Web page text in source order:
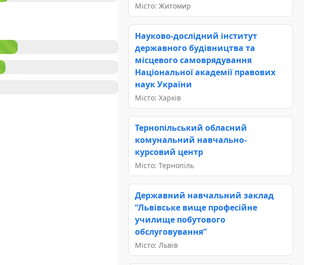
Місто: Житомир
Науково-дослідний інститут
державного будівництва та
місцевого самоврядування
Національної академії правових
наук України
Місто: Харків
Тернопільський обласний
комунальний навчально-
курсовий центр
Місто: Тернопіль
Державний навчальний заклад
“Львівське вище професійне
училище побутового
обслуговування”
Місто: Львів